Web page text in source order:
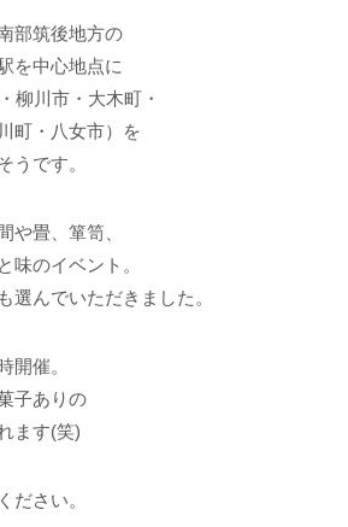
部筑後地方の
を中心地点に
柳川市・大木町・
町・八女市）を
うです。
や畳、箪笥、
味のイベント。
選んでいただきました。
開催。
子ありの
ます(笑)
ださい。